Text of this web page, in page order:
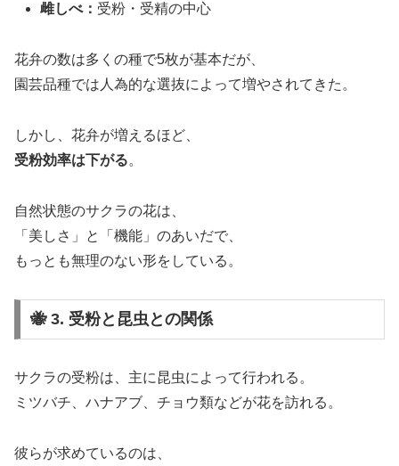
雌しべ： 受粉・受精の中心
花弁の数は多くの種で5枚が基本だが、
園芸品種では人為的な選抜によって増やされてきた。
しかし、花弁が増えるほど、
受粉効率は下がる。
自然状態のサクラの花は、
「美しさ」と「機能」のあいだで、
もっとも無理のない形をしている。
🐝 3. 受粉と昆虫との関係
サクラの受粉は、主に昆虫によって行われる。
ミツバチ、ハナアブ、チョウ類などが花を訪れる。
彼らが求めているのは、